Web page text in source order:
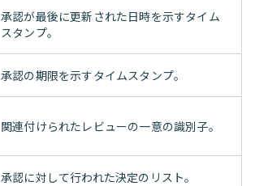
承認が最後に更新された日時を示すタイム
スタンプ。
承認の期限を示すタイムスタンプ。
関連付けられたレビューの一意の識別子。
承認に対して行われた決定のリスト。